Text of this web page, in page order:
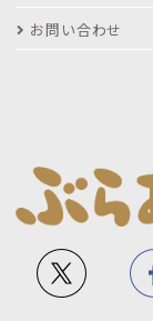
お問い合わせ